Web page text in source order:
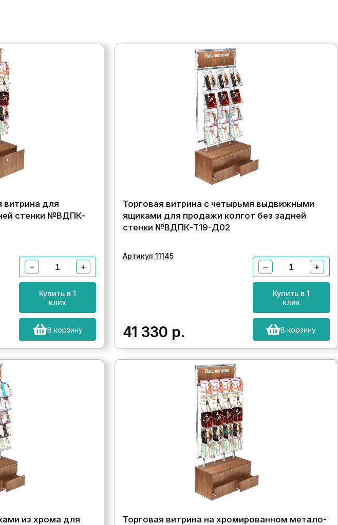
витрина для
стенки №ВДПК-
− +
Купить в 1
клик
В корзину
Торговая витрина с четырьмя выдвижными
ящиками для продажи колгот без задней
стенки №ВДПК-Т19-Д02
Артикул 11145
41 330 р.
− +
Купить в 1
клик
В корзину
из хрома для
Торговая витрина на хромированном метало-